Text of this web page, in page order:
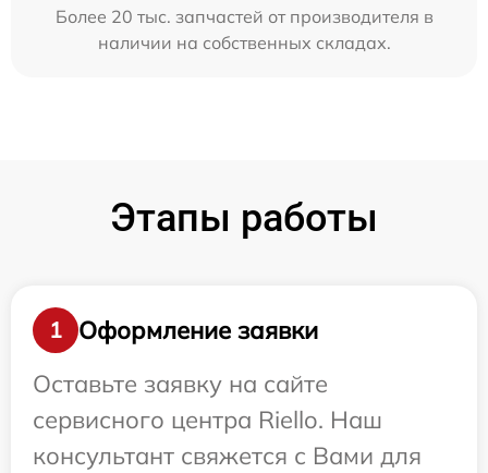
Более 20 тыс. запчастей от производителя в
наличии на собственных складах.
Этапы работы
1
Оформление заявки
Оставьте заявку на сайте
сервисного центра Riello. Наш
консультант свяжется с Вами для